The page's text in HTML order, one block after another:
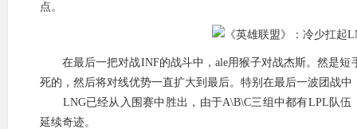
点。
在最后一把对战INF的战斗中，ale用猴子对战杰斯。然是短
死的，然后将对线优势一直扩大到最后。特别在最后一波团战
LNG已经从入围赛中胜出，由于A\B\C三组中都有LPL队伍
延续奇迹。